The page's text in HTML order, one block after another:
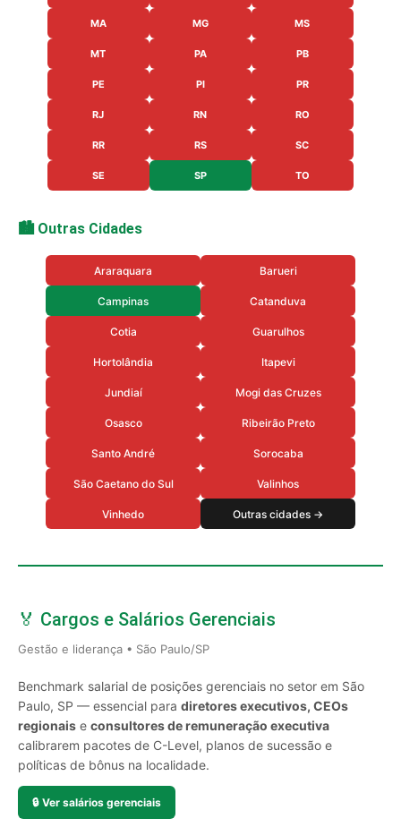
MA MG MS
MT PA PB
PE PI PR
RJ RN RO
RR RS SC
SE SP TO
🏙️ Outras Cidades
Araraquara Barueri
Campinas Catanduva
Cotia Guarulhos
Hortolândia Itapevi
Jundiaí Mogi das Cruzes
Osasco Ribeirão Preto
Santo André Sorocaba
São Caetano do Sul Valinhos
Vinhedo Outras cidades →
🏅 Cargos e Salários Gerenciais
Gestão e liderança • São Paulo/SP
Benchmark salarial de posições gerenciais no setor em São
Paulo, SP — essencial para diretores executivos, CEOs
regionais e consultores de remuneração executiva
calibrarem pacotes de C-Level, planos de sucessão e
políticas de bônus na localidade.
🔒 Ver salários gerenciais